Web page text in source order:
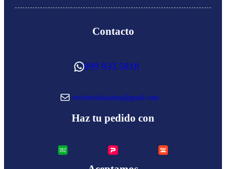
Contacto
WhatsApp 099 933 5818
Correo electrónico cevicherialojanita@gmail.com
Haz tu pedido con